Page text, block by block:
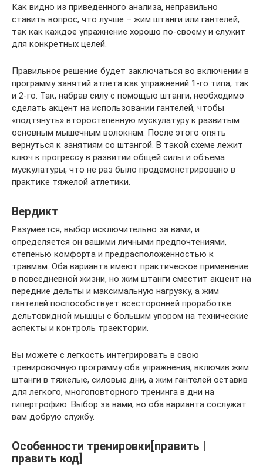
Как видно из приведенного анализа, неправильно
ставить вопрос, что лучше – жим штанги или гантелей,
так как каждое упражнение хорошо по-своему и служит
для конкретных целей.
Правильное решение будет заключаться во включении в
программу занятий атлета как упражнений 1-го типа, так
и 2-го. Так, набрав силу с помощью штанги, необходимо
сделать акцент на использовании гантелей, чтобы
«подтянуть» второстепенную мускулатуру к развитым
основным мышечным волокнам. После этого опять
вернуться к занятиям со штангой. В такой схеме лежит
ключ к прогрессу в развитии общей силы и объема
мускулатуры, что не раз было продемонстрировано в
практике тяжелой атлетики.
Вердикт
Разумеется, выбор исключительно за вами, и
определяется он вашими личными предпочтениями,
степенью комфорта и предрасположенностью к
травмам. Оба варианта имеют практическое применение
в повседневной жизни, но жим штанги сместит акцент на
передние дельты и максимальную нагрузку, а жим
гантелей поспособствует всесторонней проработке
дельтовидной мышцы с большим упором на технические
аспекты и контроль траектории.
Вы можете с легкость интегрировать в свою
тренировочную программу оба упражнения, включив жим
штанги в тяжелые, силовые дни, а жим гантелей оставив
для легкого, многоповторного тренинга в дни на
гипертрофию. Выбор за вами, но оба варианта сослужат
вам добрую службу.
Особенности тренировки[править |
править код]